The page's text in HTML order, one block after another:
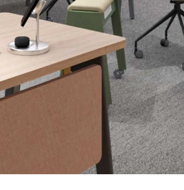
More Collection